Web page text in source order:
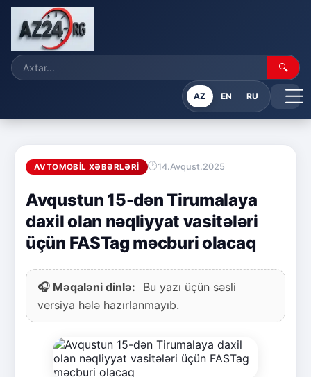
🔍
AZ EN RU
AVTOMOBIL XƏBƏRLƏRI 14.Avqust.2025
Avqustun 15-dən Tirumalaya
daxil olan nəqliyyat vasitələri
üçün FASTag məcburi olacaq
🎧 Məqaləni dinlə:
Bu yazı üçün səsli
versiya hələ hazırlanmayıb.